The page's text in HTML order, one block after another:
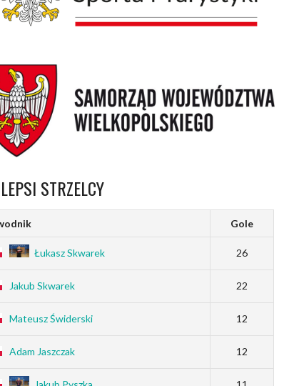
STRZELCY
Gole
Łukasz Skwarek 26
Jakub Skwarek 22
Mateusz Świderski 12
Adam Jaszczak 12